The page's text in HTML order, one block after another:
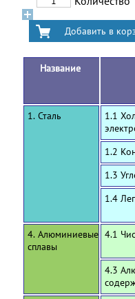
Название
1. Сталь
1.1
1.2
1.3
1.4
4. Алюминиевые
сплавы
4.1
4.3